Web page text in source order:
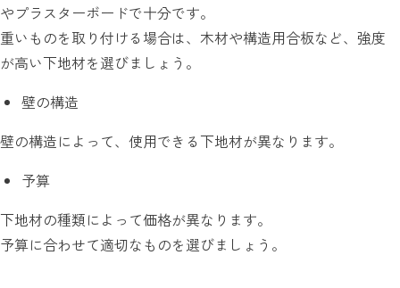
やプラスターボードで十分です。
重いものを取り付ける場合は、木材や構造用合板など、強度
が高い下地材を選びましょう。
壁の構造
壁の構造によって、使用できる下地材が異なります。
予算
下地材の種類によって価格が異なります。
予算に合わせて適切なものを選びましょう。